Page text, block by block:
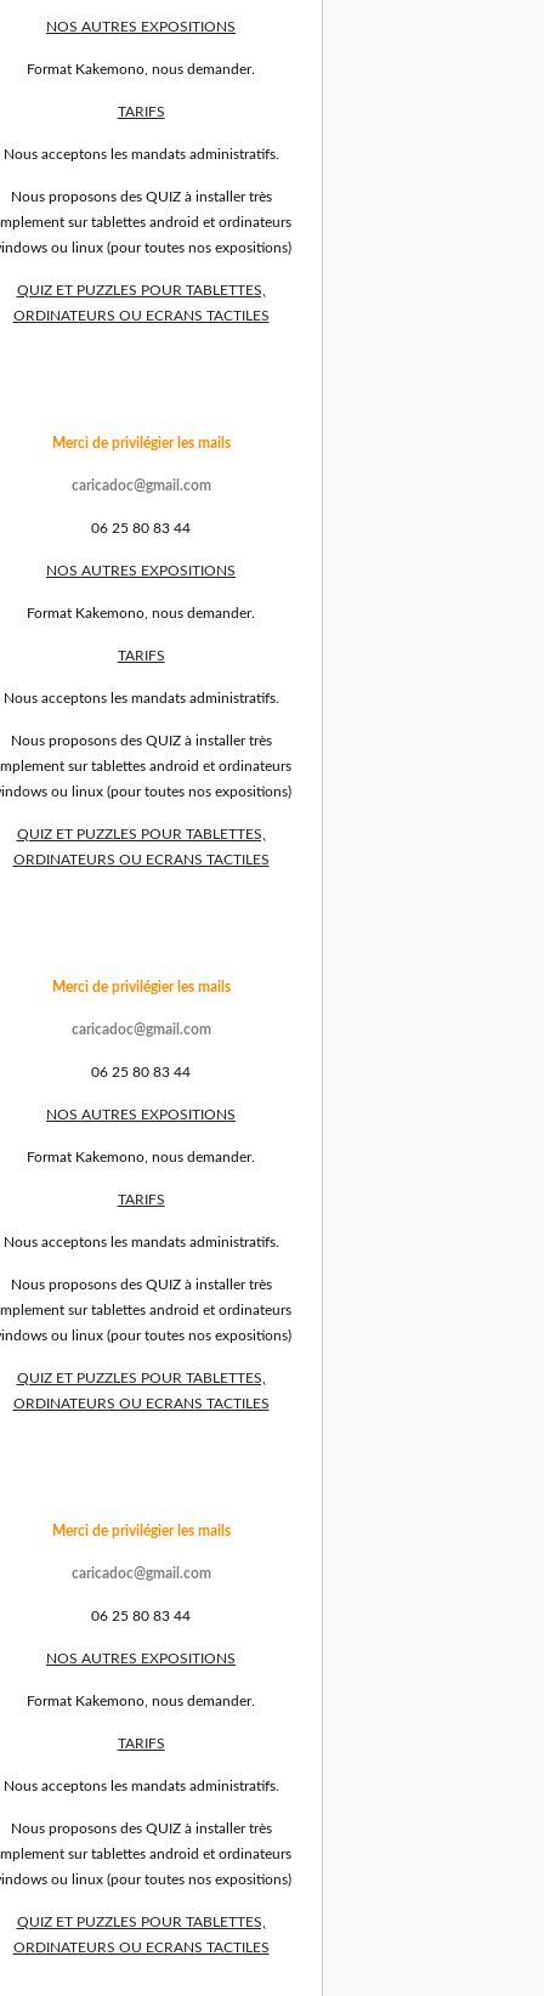
NOS AUTRES EXPOSITIONS
Format Kakemono, nous demander.
TARIFS
Nous acceptons les mandats administratifs.
Nous proposons des QUIZ à installer très
sur tablettes android et ordinateurs
ou linux (pour toutes nos expositions)
QUIZ ET PUZZLES POUR TABLETTES,
ORDINATEURS OU ECRANS TACTILES
Merci de privilégier les mails
caricadoc@gmail.com
06 25 80 83 44
NOS AUTRES EXPOSITIONS
Format Kakemono, nous demander.
TARIFS
Nous acceptons les mandats administratifs.
Nous proposons des QUIZ à installer très
sur tablettes android et ordinateurs
ou linux (pour toutes nos expositions)
QUIZ ET PUZZLES POUR TABLETTES,
ORDINATEURS OU ECRANS TACTILES
Merci de privilégier les mails
caricadoc@gmail.com
06 25 80 83 44
NOS AUTRES EXPOSITIONS
Format Kakemono, nous demander.
TARIFS
Nous acceptons les mandats administratifs.
Nous proposons des QUIZ à installer très
sur tablettes android et ordinateurs
ou linux (pour toutes nos expositions)
QUIZ ET PUZZLES POUR TABLETTES,
ORDINATEURS OU ECRANS TACTILES
Merci de privilégier les mails
caricadoc@gmail.com
06 25 80 83 44
NOS AUTRES EXPOSITIONS
Format Kakemono, nous demander.
TARIFS
Nous acceptons les mandats administratifs.
Nous proposons des QUIZ à installer très
sur tablettes android et ordinateurs
ou linux (pour toutes nos expositions)
QUIZ ET PUZZLES POUR TABLETTES,
ORDINATEURS OU ECRANS TACTILES